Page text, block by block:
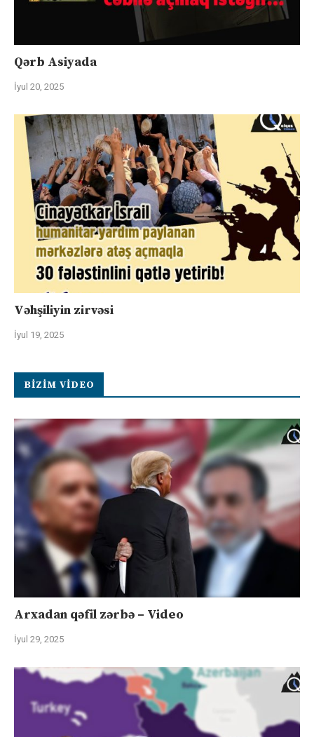
Qərb Asiyada
İyul 20, 2025
Vəhşiliyin zirvəsi
İyul 19, 2025
BIZIM VIDEO
Arxadan qəfil zərbə – Video
İyul 29, 2025